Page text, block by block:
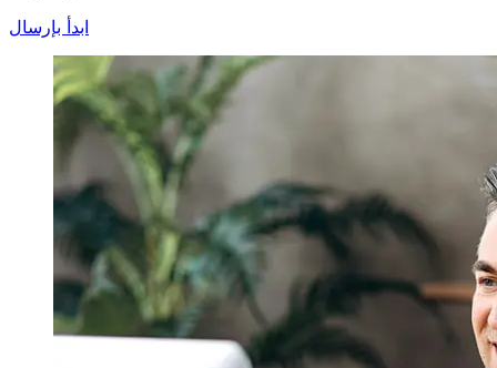
ابدأ بإرسال